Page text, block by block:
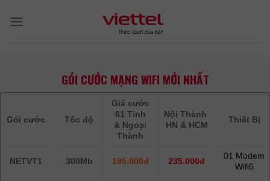
GÓI CƯỚC MẠNG WIFI MỚI NHẤT
Gói cước Tốc độ
Giá cước
61 Tỉnh
& Ngoại
Thành
Nội Thành
HN & HCM
Thiết Bị
NETVT1 300Mb 195.000đ 235.000đ
01 Modem
Wifi6